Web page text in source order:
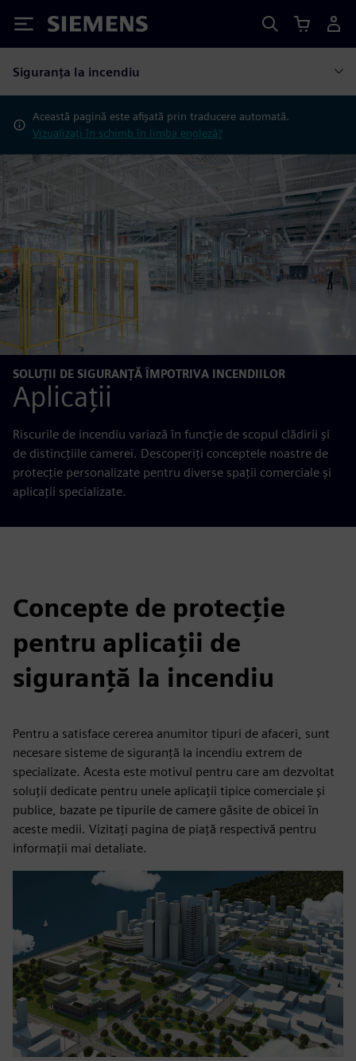
Siemens
Siguranța la incendiu
Această pagină este afișată prin traducere automată.
Vizualizați în schimb în limba engleză?
SOLUȚII DE SIGURANȚĂ ÎMPOTRIVA INCENDIILOR
Aplicații
Riscurile de incendiu variază în funcție de scopul clădirii și
de distincțiile camerei. Descoperiți conceptele noastre de
protecție personalizate pentru diverse spații comerciale și
aplicații specializate.
Concepte de protecție
pentru aplicații de
siguranță la incendiu
Pentru a satisface cererea anumitor tipuri de afaceri, sunt
necesare sisteme de siguranță la incendiu extrem de
specializate. Acesta este motivul pentru care am dezvoltat
soluții dedicate pentru unele aplicații tipice comerciale și
publice, bazate pe tipurile de camere găsite de obicei în
aceste medii. Vizitați pagina de piață respectivă pentru
informații mai detaliate.